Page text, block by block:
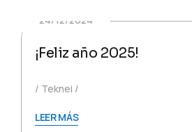
24/12/2024
¡Feliz año 2025!
Teknei
LEER MÁS